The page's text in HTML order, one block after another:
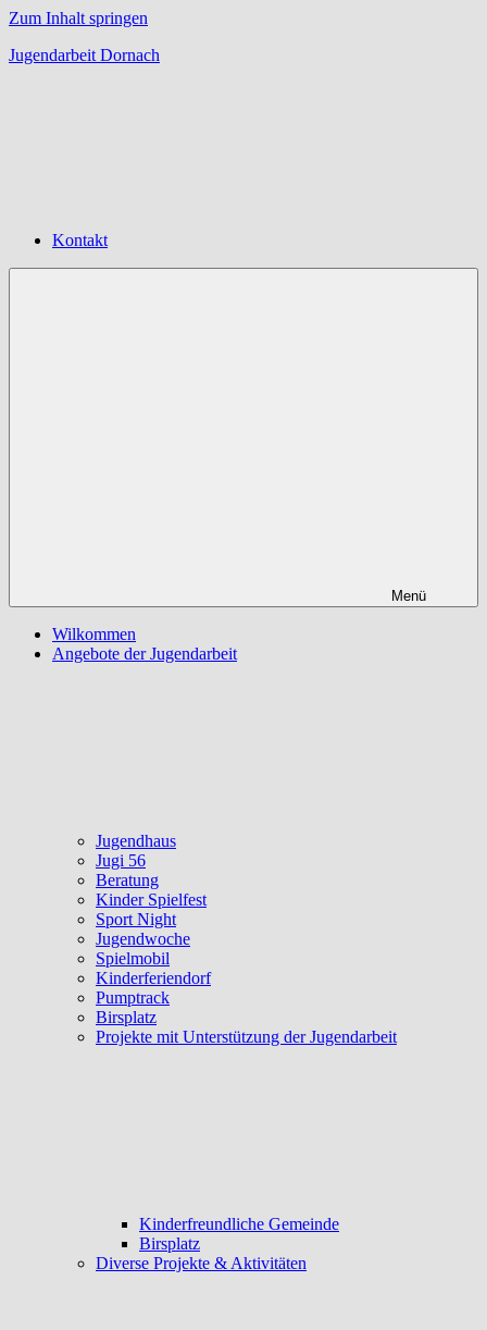
Zum Inhalt springen
Jugendarbeit Dornach
Kontakt
Menü
Wilkommen
Angebote der Jugendarbeit
Jugendhaus
Jugi 56
Beratung
Kinder Spielfest
Sport Night
Jugendwoche
Spielmobil
Kinderferiendorf
Pumptrack
Birsplatz
Projekte mit Unterstützung der Jugendarbeit
Kinderfreundliche Gemeinde
Birsplatz
Diverse Projekte & Aktivitäten